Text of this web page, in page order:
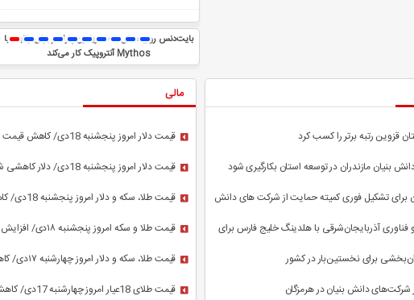
بایت‌دنس روی مدلی با ۱۰ تریلیون پارامتر برای رقابت با
Mythos آنتروپیک کار می‌کند
قزوین رتبه برتر را کسب کرد
بنیان مازندران در توسعه استان بکارگیری شود
برای تشکیل فوری کمیته حمایت از شرکت های دانش
فناوری آذربایجان‌شرقی با هلدینگ خلیج فارس برای
و پتروشیمی
برای نخستین‌بار در کشور
شرکت‌های دانش بنیان در هرمزگان
مالی
قیمت دلار امروز پنجشنبه 18دی/ کاهش قیمت دلار + جدول
قیمت دلار امروز پنجشنبه 18دی/ دلار کاهشی شد؟ + جدول
قیمت طلا،
جدول
قیمت طلا و سکه امروز
جزئیات کامل
قیمت طلا، سکه و دلار امروز چهارشنبه ۱۷دی/ کاهش همه قیمت ‌ها
قیمت طلای 18عیار امروز چهارشنبه 17دی/ کاهش قیمت + جدول